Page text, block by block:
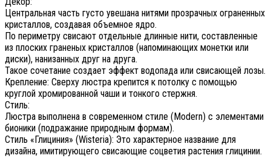
Центральная часть густо увешана нитями прозрачных ограненных
кристаллов, создавая объемное ядро.
По периметру свисают отдельные длинные нити, составленные
из плоских граненых кристаллов (напоминающих монетки или
диски), нанизанных друг на друга.
Такое сочетание создает эффект водопада или свисающей лозы.
Крепление: Сверху люстра крепится к потолку с помощью
круглой хромированной чаши и тонкого стержня.
Стиль:
Люстра выполнена в современном стиле (Modern) с элементами
бионики (подражание природным формам).
Стиль «Глициния» (Wisteria): Это характерное название для
дизайна, имитирующего свисающие соцветия растения глицинии.